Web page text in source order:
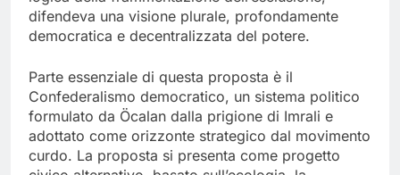
difendeva una visione plurale, profondamente
democratica e decentralizzata del potere.
Parte essenziale di questa proposta è il
Confederalismo democratico, un sistema politico
formulato da Öcalan dalla prigione di Imrali e
adottato come orizzonte strategico dal movimento
curdo. La proposta si presenta come progetto